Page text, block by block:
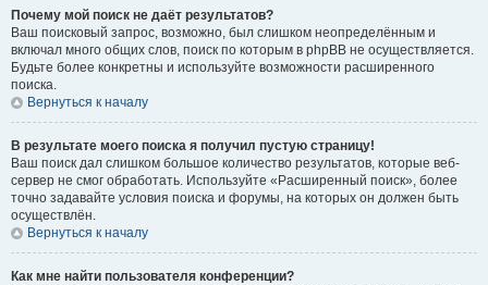
Почему мой поиск не даёт результатов?
Ваш поисковый запрос, возможно, был слишком неопределённым и
включал много общих слов, поиск по которым в phpBB не осуществляется.
Будьте более конкретны и используйте возможности расширенного
поиска.
Вернуться к началу
В результате моего поиска я получил пустую страницу!
Ваш поиск дал слишком большое количество результатов, которые веб-
сервер не смог обработать. Используйте «Расширенный поиск», более
точно задавайте условия поиска и форумы, на которых он должен быть
осуществлён.
Вернуться к началу
Как мне найти пользователя конференции?